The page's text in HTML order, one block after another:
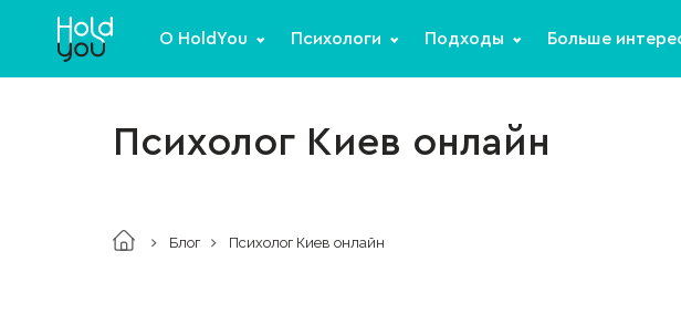
О HoldYou Психологи Подходы Больше
Психолог Киев онлайн
Блог Психолог Киев онлайн